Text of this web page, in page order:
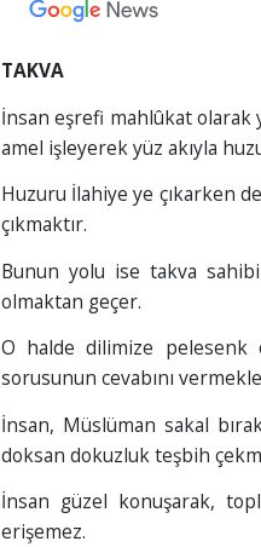
TAKVA
İnsan eşrefi mahlûkat olarak
amel işleyerek yüz akıyla
Huzuru İlahiye ye çıkarken
çıkmaktır.
Bunun yolu ise takva
olmaktan geçer.
O halde dilimize pelesenk
sorusunun cevabını
İnsan, Müslüman sakal
doksan dokuzluk teşbih
İnsan güzel konuşarak,
erişemez.